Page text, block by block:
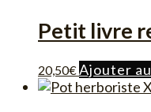
Petit livre
20,50€Ajouter